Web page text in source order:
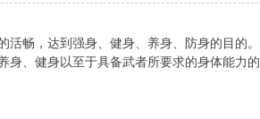
畅，达到强身、健身、养身、防身的目的。
身、健身以至于具备武者所要求的身体能力的